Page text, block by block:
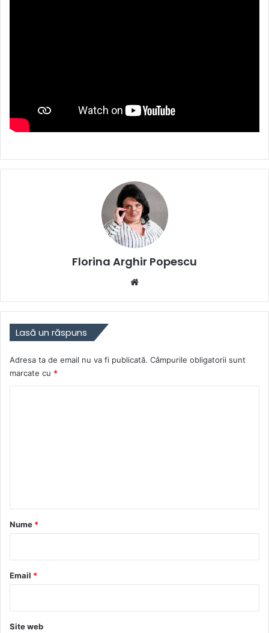
Florina Arghir Popescu
Lasă un răspuns
Adresa ta de email nu va fi publicată. Câmpurile obligatorii sunt
marcate cu *
r
*
Nume *
Email *
Site web